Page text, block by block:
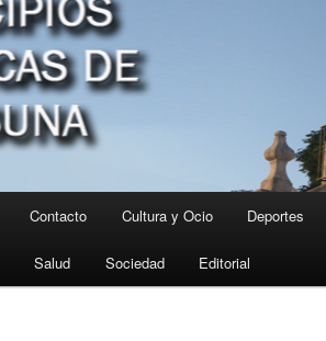
Contacto Cultura y Ocio Deportes
Salud Sociedad Editorial